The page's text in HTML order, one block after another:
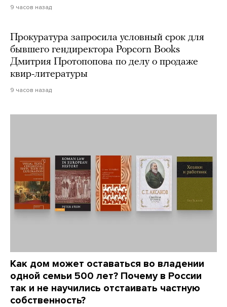
9 часов назад
Прокуратура запросила условный срок для
бывшего гендиректора Popcorn Books
Дмитрия Протопопова по делу о продаже
квир-литературы
9 часов назад
Как дом может оставаться во владении
одной семьи 500 лет? Почему в России
так и не научились отстаивать частную
собственность?